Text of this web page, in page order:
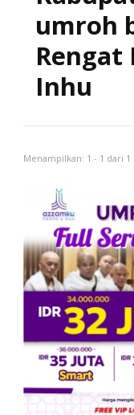
umroh
Rengat
Inhu
Menampilkan: 1 - 1 dari 1